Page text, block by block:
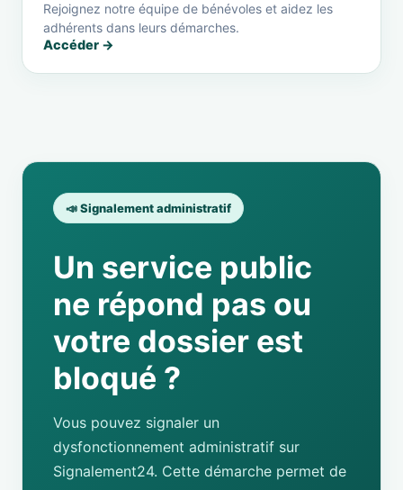
Rejoignez notre équipe de bénévoles et aidez les
adhérents dans leurs démarches.
Accéder →
📣 Signalement administratif
Un service public
ne répond pas ou
votre dossier est
bloqué ?
Vous pouvez signaler un
dysfonctionnement administratif sur
Signalement24. Cette démarche permet de